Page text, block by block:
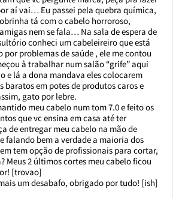
aí vai… Eu passei pela quebra química,
tá com o cabelo horroroso,
nem se fala… Na sala de espera de
conheci um cabeleireiro que está
por problemas de saúde , ele me contou
à trabalhar num salão “grife” aqui
e lá a dona mandava eles colocarem
baratos em potes de produtos caros e
gato por lebre.
meu cabelo num tom 7.0 e feito os
que vc ensina em casa até ter
de entregar meu cabelo na mão de
falando bem a verdade a maioria dos
tem opção de profissionais para cortar,
Meus 2 últimos cortes meu cabelo ficou
[trovao]
um desabafo, obrigado por tudo! [ish]